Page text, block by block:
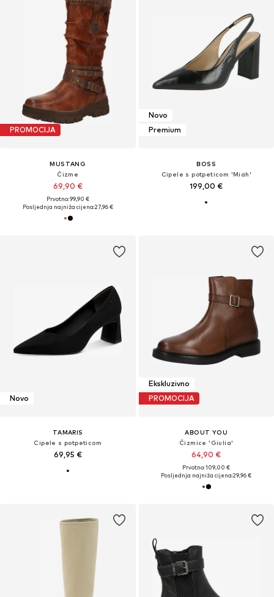
PROMOCIJA
MUSTANG
Čizme
69,90 €
Prvotno: 99,90 €
Posljednja najniža cijena:27,96 €
Novo
Premium
BOSS
Cipele s potpeticom 'Miah'
199,00 €
Novo
TAMARIS
Cipele s potpeticom
69,95 €
Ekskluzivno
PROMOCIJA
ABOUT YOU
Čizmice 'Giulia'
64,90 €
Prvotno: 109,00 €
Posljednja najniža cijena:29,96 €